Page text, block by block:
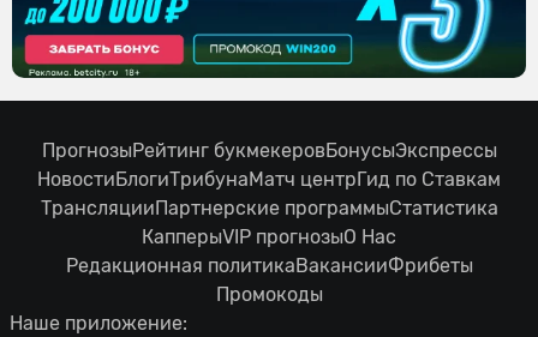
Прогнозы Рейтинг букмекеров БонусыЭкспрессы
Новости БлогиТрибуна Матч центр Гид по Ставкам
Трансляции Партнерские программыСтатистика
КапперыVIP прогнозыО Нас
Редакционная политика ВакансииФрибеты
Промокоды
Наше приложение: